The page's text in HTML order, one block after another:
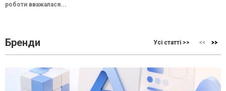
роботи вважалася...
Бренди Усі статті >>